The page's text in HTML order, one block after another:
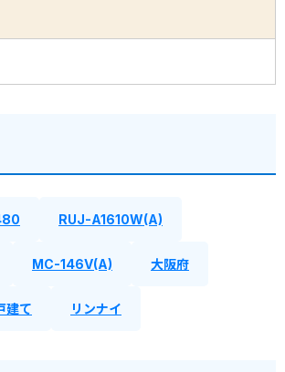
RUJ-A1610W(A)
MC-146V(A) 大阪府
建て リンナイ